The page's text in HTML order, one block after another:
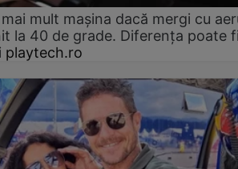
mult mașina dacă mergi cu
la 40 de grade. Diferența poate
playtech.ro